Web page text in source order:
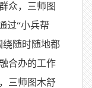
众，三师图
过“小兵帮
绕随时随地都
合办的工作
三师图木舒